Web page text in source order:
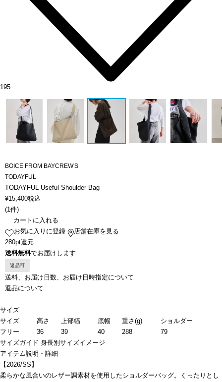
195
BOICE FROM BAYCREW'S
TODAYFUL
TODAYFUL Useful Shoulder Bag
¥15,400税込
(1件)
カートに入れる
お気に入りに登録
店舗在庫を見る
280pt還元
送料無料でお届けします
返品可
送料、お届け日数、お届け日時指定について
返品について
サイズ
サイズ
高さ 上部幅 底幅 重さ(g)
ショルダー
フリー
36 39 40 288
79
サイズガイド 身長別サイズイメージ
アイテム説明・詳細
【2026/SS】
柔らかな風合いのレザー調素材を使用したショルダーバッグ。くったりとし